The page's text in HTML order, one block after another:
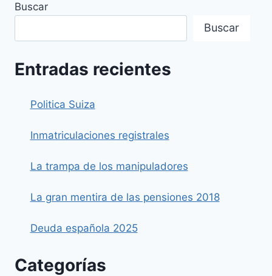
Buscar
Buscar
Entradas recientes
Politica Suiza
Inmatriculaciones registrales
La trampa de los manipuladores
La gran mentira de las pensiones 2018
Deuda española 2025
Categorías